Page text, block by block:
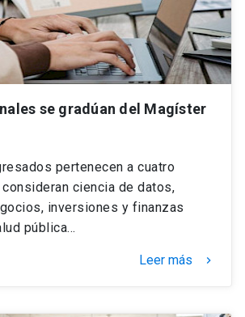
se gradúan del Magíster
pertenecen a cuatro
ciencia de datos,
inversiones y finanzas
pública…
Leer más keyboard_arrow_right